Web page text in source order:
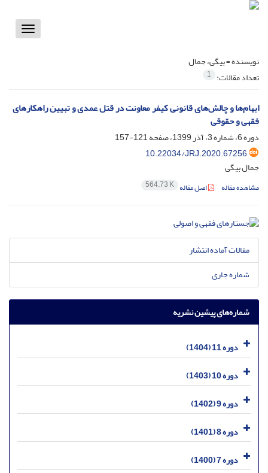
Toggle
نویسنده =بیگی، جمال
تعداد مقالات: 1
ابهام‌ها و چالش‌های قانونی کیفر معاونت در قتل عمدی و تبیین راهکارهای
فقهی و حقوقی
دوره 6، شماره 3، آذر 1399، صفحه
121-157
10.22034/JRJ.2020.67256
جمال بیگی
مشاهده مقاله اصل مقاله 564.73 K
مقالات آماده انتشار
شماره جاری
شماره‌های پیشین نشریه
دوره 11 (1404)
دوره 10 (1403)
دوره 9 (1402)
دوره 8 (1401)
دوره 7 (1400)